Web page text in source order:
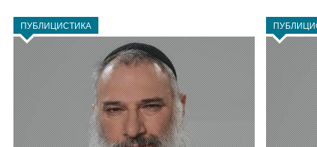
ПУБЛИЦИСТИКА